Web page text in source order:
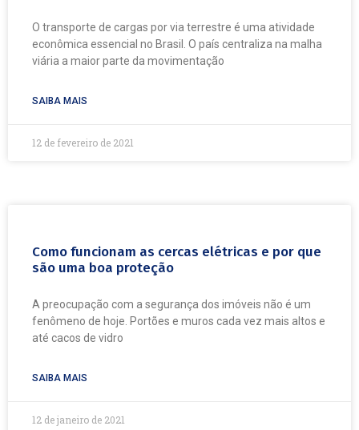
O transporte de cargas por via terrestre é uma atividade
econômica essencial no Brasil. O país centraliza na malha
viária a maior parte da movimentação
SAIBA MAIS
12 de fevereiro de 2021
Como funcionam as cercas elétricas e por que
são uma boa proteção
A preocupação com a segurança dos imóveis não é um
fenômeno de hoje. Portões e muros cada vez mais altos e
até cacos de vidro
SAIBA MAIS
12 de janeiro de 2021